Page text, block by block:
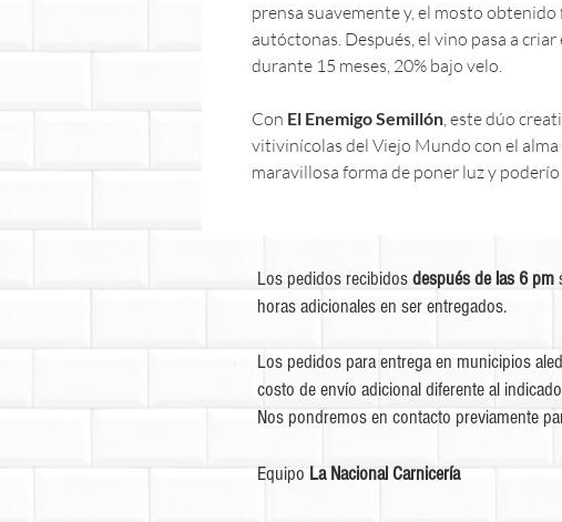
prensa suavemente y, el mosto
autóctonas. Después, el vino pasa a
durante 15 meses, 20% bajo velo.
Con El Enemigo Semillón, este dúo
vitivinícolas del Viejo Mundo con el
maravillosa forma de poner luz y
Los pedidos recibidosdespués de las 6 pm
horas adicionales en ser entregados.
Los pedidos para entrega en municipios
costo de envío adicional diferente al
Nos pondremos en contacto previamente
Equipo La Nacional Carnicería